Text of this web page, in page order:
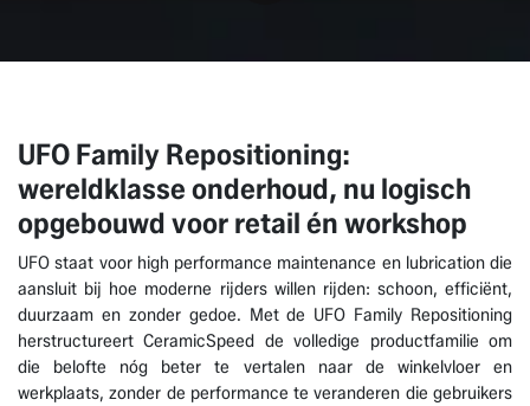
UFO Family Repositioning:
wereldklasse onderhoud, nu logisch
opgebouwd voor retail én workshop
UFO staat voor high performance maintenance en lubrication die
aansluit bij hoe moderne rijders willen rijden: schoon, efficiënt,
duurzaam en zonder gedoe. Met de UFO Family Repositioning
herstructureert CeramicSpeed de volledige productfamilie om
die belofte nóg beter te vertalen naar de winkelvloer en
werkplaats, zonder de performance te veranderen die gebruikers